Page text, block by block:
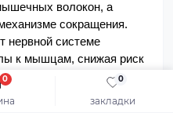
закладки
0
0
волокон, а
сокращения.
нервной системе
к мышцам, снижая риск
витамины